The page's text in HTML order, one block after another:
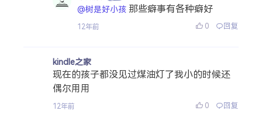
@树是好小孩 那些癖事有各种癖好
12年前 0 回复
kindle之家
现在的孩子都没见过煤油灯了我小的时候还
偶尔用用
12年前 0 回复